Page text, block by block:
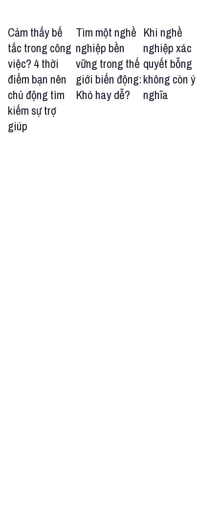
Cảm thấy bế
tắc trong công
việc? 4 thời
điểm bạn nên
chủ động tìm
kiếm sự trợ
giúp
Tìm một nghề
nghiệp bền
vững trong thế
giới biến động:
Khó hay dễ?
Khi nghề
nghiệp xác
quyết bỗng
không còn ý
nghĩa